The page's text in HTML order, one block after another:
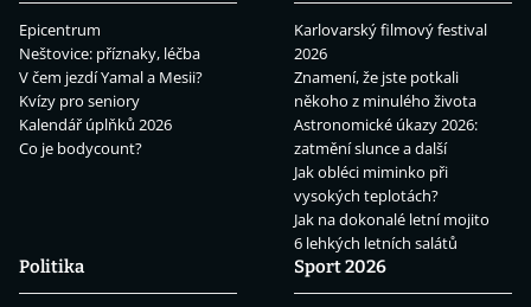
Epicentrum
Neštovice: příznaky, léčba
V čem jezdí Yamal a Mesii?
Kvízy pro seniory
Kalendář úplňků 2026
Co je bodycount?
Karlovarský filmový festival
2026
Znamení, že jste potkali
někoho z minulého života
Astronomické úkazy 2026:
zatmění slunce a další
Jak obléci miminko při
vysokých teplotách?
Jak na dokonalé letní mojito
6 lehkých letních salátů
Politika
Sport 2026